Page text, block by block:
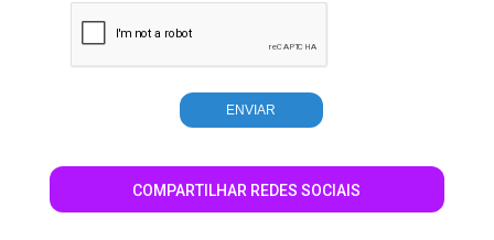
COMPARTILHAR REDES SOCIAIS